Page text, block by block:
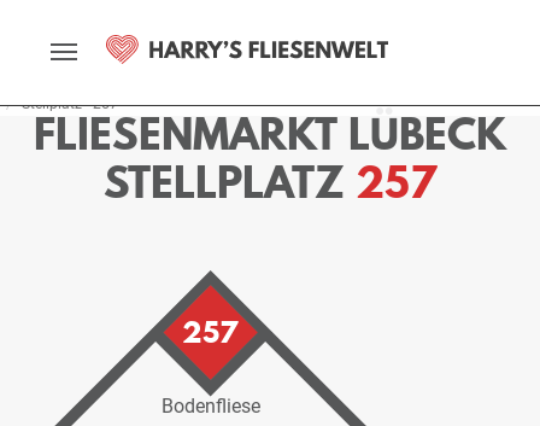
Stellplatz - 257
FLIESENMARKT LÜBECK
STELLPLATZ 257
257
Bodenfliese